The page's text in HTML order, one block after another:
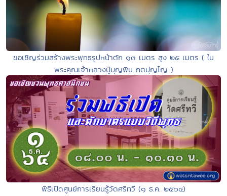
ขอเชิญร่วมสร้างพระพุทธรูปหน้าตัก ๑๓ เมตร สูง ๒๕ เมตร ( ใน
พระคุณเจ้าหลวงปู่บุญพิน กตปุญโญ )
พิธีเปิดศูนย์การเรียนรู้วัดศรีทวี (๑ ธ.ค. ๒๕๖๔)